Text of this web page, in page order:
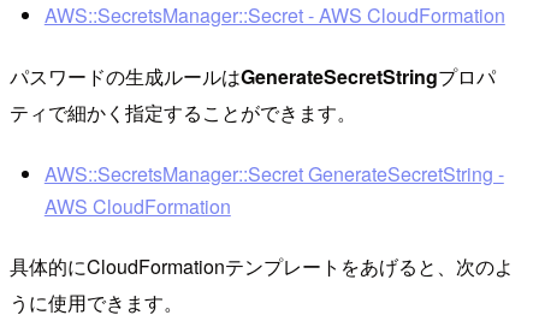
AWS::SecretsManager::Secret - AWS CloudFormation
パスワードの生成ルールはGenerateSecretStringプロパ
ティで細かく指定することができます。
AWS::SecretsManager::Secret GenerateSecretString -
AWS CloudFormation
具体的にCloudFormationテンプレートをあげると、次のよ
うに使用できます。